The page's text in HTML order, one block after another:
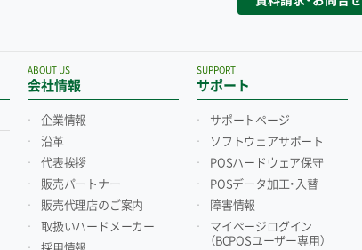
会社情報
ABOUT US
企業情報
沿革
代表挨拶
販売パートナー
販売代理店のご案内
取扱いハードメーカー
採用情報
サポート
SUPPORT
サポートページ
ソフトウェアサポート
POSハードウェア保守
POSデータ加工・入替
障害情報
マイページログイン
（BCPOSユーザー専用）